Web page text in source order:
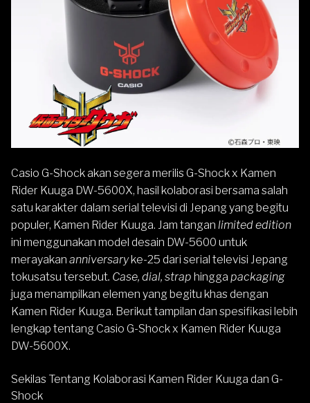
Casio G-Shockakan segera merilis G-Shock x Kamen
Rider Kuuga DW-5600X, hasil kolaborasi bersama salah
satu karakter dalam serial televisi di Jepang yang begitu
populer, Kamen Rider Kuuga. Jam tangan limited edition
ini menggunakan model desain DW-5600 untuk
merayakan anniversaryke-25 dari serial televisi Jepang
tokusatsu tersebut. Case, dial, strap hingga packaging
juga menampilkan elemen yang begitu khas dengan
Kamen Rider Kuuga. Berikut tampilan dan spesifikasi lebih
lengkap tentang Casio G-Shock x Kamen Rider Kuuga
DW-5600X.
Sekilas Tentang Kolaborasi Kamen Rider Kuuga dan G-
Shock